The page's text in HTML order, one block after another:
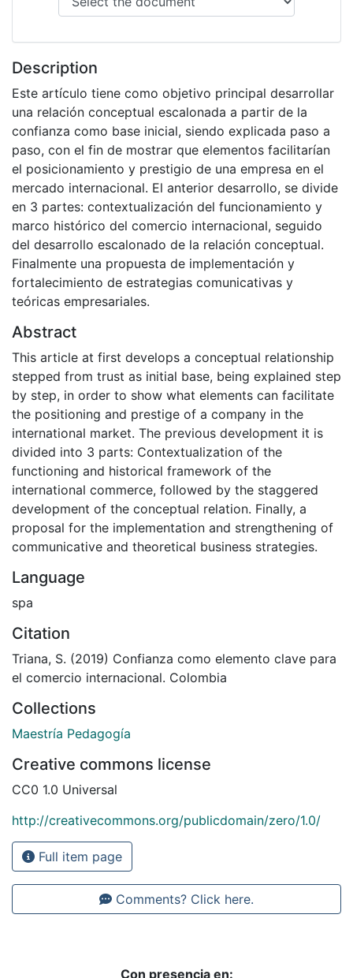
Description
Este artículo tiene como objetivo principal desarrollar
una relación conceptual escalonada a partir de la
confianza como base inicial, siendo explicada paso a
paso, con el fin de mostrar que elementos facilitarían
el posicionamiento y prestigio de una empresa en el
mercado internacional. El anterior desarrollo, se divide
en 3 partes: contextualización del funcionamiento y
marco histórico del comercio internacional, seguido
del desarrollo escalonado de la relación conceptual.
Finalmente una propuesta de implementación y
fortalecimiento de estrategias comunicativas y
teóricas empresariales.
Abstract
This article at first develops a conceptual relationship
stepped from trust as initial base, being explained step
by step, in order to show what elements can facilitate
the positioning and prestige of a company in the
international market. The previous development it is
divided into 3 parts: Contextualization of the
functioning and historical framework of the
international commerce, followed by the staggered
development of the conceptual relation. Finally, a
proposal for the implementation and strengthening of
communicative and theoretical business strategies.
Language
spa
Citation
Triana, S. (2019) Confianza como elemento clave para
el comercio internacional. Colombia
Collections
Maestría Pedagogía
Creative commons license
CC0 1.0 Universal
http://creativecommons.org/publicdomain/zero/1.0/
Full item page
Comments? Click here.
Con presencia en: